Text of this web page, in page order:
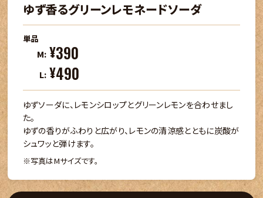
ゆず香るグリーンレモネードソーダ
単品
M: ¥390
L: ¥490
ゆずソーダに、レモンシロップとグリーンレモンを合わせまし
た。
ゆずの香りがふわりと広がり、レモンの清涼感とともに炭酸が
シュワッと弾けます。
写真はMサイズです。